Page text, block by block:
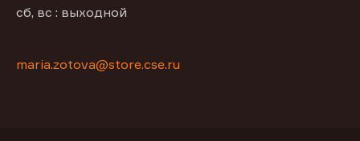
сб, вс : выходной
maria.zotova@store.cse.ru